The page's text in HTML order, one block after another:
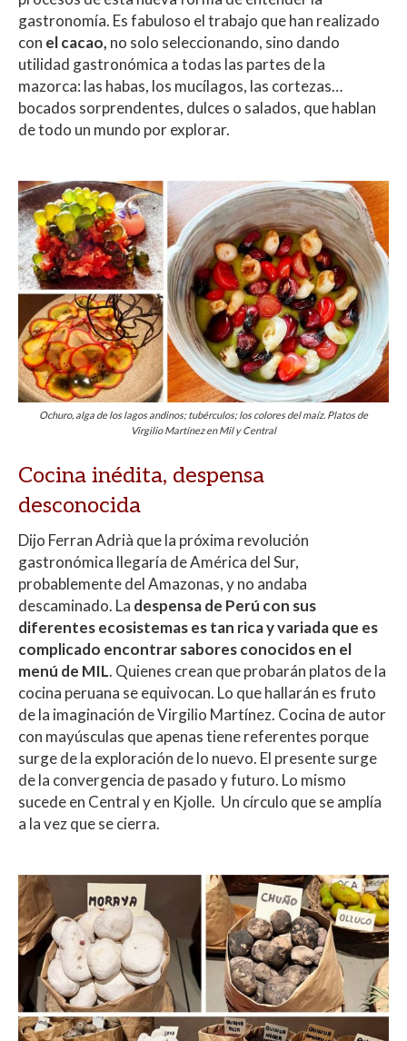
gastronomía. Es fabuloso el trabajo que han realizado
con el cacao, no solo seleccionando, sino dando
utilidad gastronómica a todas las partes de la
mazorca: las habas, los mucílagos, las cortezas…
bocados sorprendentes, dulces o salados, que hablan
de todo un mundo por explorar.
Ochuro, alga de los lagos andinos; tubérculos; los colores del maíz. Platos de
Virgilio Martínez en Mil y Central
Cocina inédita, despensa
desconocida
Dijo Ferran Adrià que la próxima revolución
gastronómica llegaría de América del Sur,
probablemente del Amazonas, y no andaba
descaminado. La despensa de Perú con sus
diferentes ecosistemas es tan rica y variada que es
complicado encontrar sabores conocidos en el
menú de MIL. Quienes crean que probarán platos de la
cocina peruana se equivocan. Lo que hallarán es fruto
de la imaginación de Virgilio Martínez. Cocina de autor
con mayúsculas que apenas tiene referentes porque
surge de la exploración de lo nuevo. El presente surge
de la convergencia de pasado y futuro. Lo mismo
sucede en Central y en Kjolle. Un círculo que se amplía
a la vez que se cierra.